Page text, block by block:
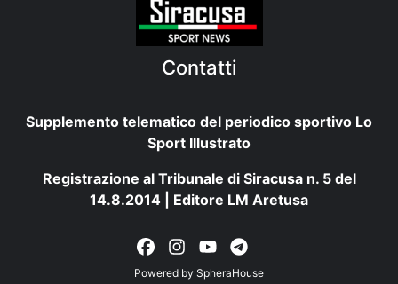
Contatti
Supplemento telematico del periodico sportivo Lo
Sport Illustrato
Registrazione al Tribunale di Siracusa n. 5 del
14.8.2014 | Editore LM Aretusa
Powered by SpheraHouse